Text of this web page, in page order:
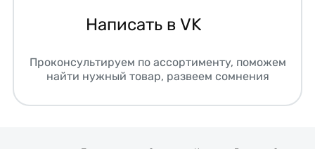
Написать в VK
Проконсультируем по ассортименту, поможем
найти нужный товар, развеем сомнения